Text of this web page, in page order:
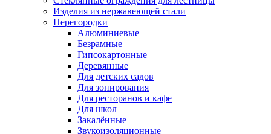
Изделия из нержавеющей стали
Перегородки
Алюминиевые
Безрамные
Гипсокартонные
Деревянные
Для детских садов
Для зонирования
Для ресторанов и кафе
Для школ
Закалённые
Звукоизоляционные